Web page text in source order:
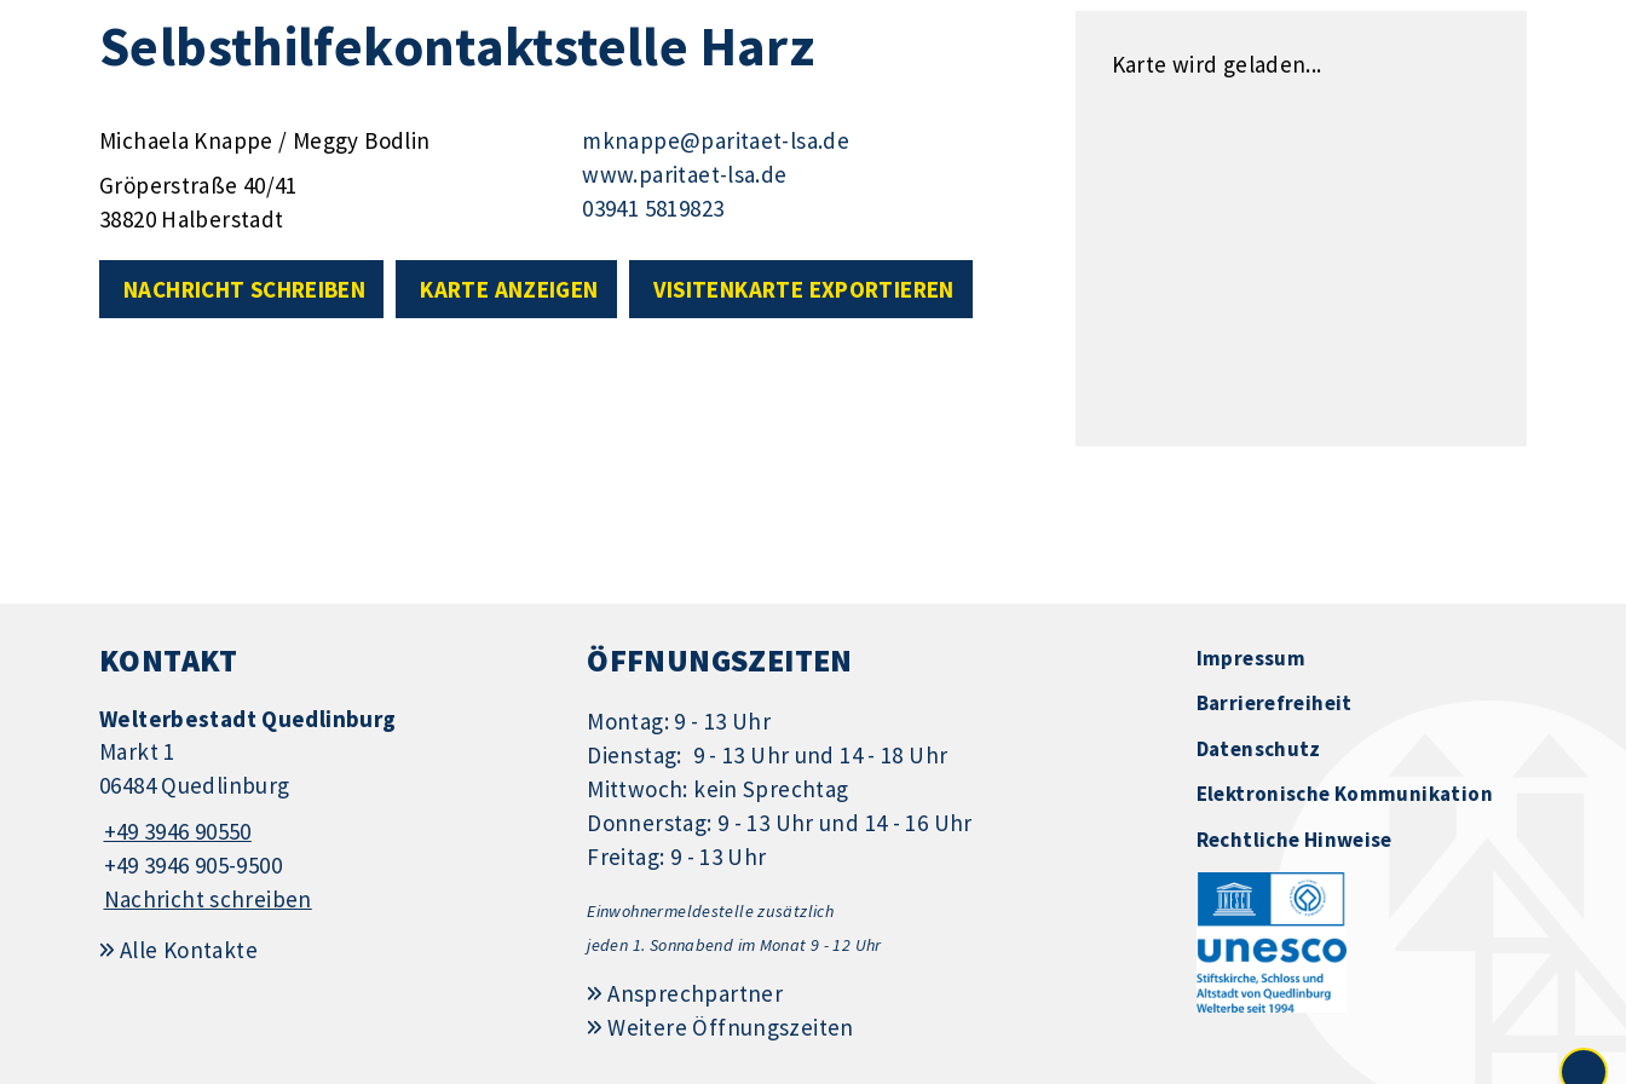
Selbsthilfekontaktstelle Harz
Michaela Knappe / Meggy Bodlin
Gröperstraße 40/41
38820 Halberstadt
mknappe@paritaet-lsa.de
www.paritaet-lsa.de
03941 5819823
NACHRICHT SCHREIBEN KARTE ANZEIGEN VISITENKARTE EXPORTIEREN
Karte wird geladen...
KONTAKT
Welterbestadt Quedlinburg
Markt 1
06484 Quedlinburg
+49 3946 90550
+49 3946 905-9500
Nachricht schreiben
Alle Kontakte
ÖFFNUNGSZEITEN
Montag: 9 - 13 Uhr
Dienstag: 9 - 13 Uhr und 14 - 18 Uhr
Mittwoch: kein Sprechtag
Donnerstag: 9 - 13 Uhr und 14 - 16 Uhr
Freitag: 9 - 13 Uhr
Einwohnermeldestelle zusätzlich
jeden 1. Sonnabend im Monat 9 - 12 Uhr
Ansprechpartner
Weitere Öffnungszeiten
Impressum
Barrierefreiheit
Datenschutz
Elektronische Kommunikation
Rechtliche Hinweise